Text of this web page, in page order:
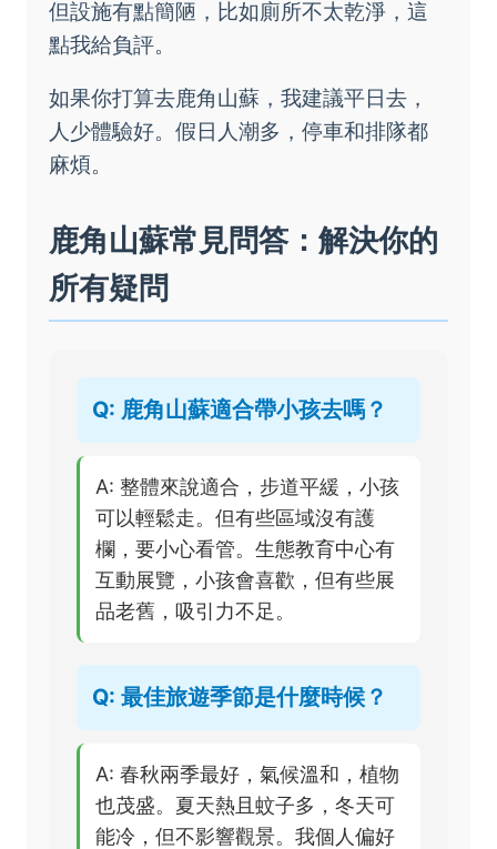
但設施有點簡陋，比如廁所不太乾淨，這
點我給負評。
如果你打算去鹿角山蘇，我建議平日去，
人少體驗好。假日人潮多，停車和排隊都
麻煩。
鹿角山蘇常見問答：解決你的
所有疑問
Q: 鹿角山蘇適合帶小孩去嗎？
A: 整體來說適合，步道平緩，小孩
可以輕鬆走。但有些區域沒有護
欄，要小心看管。生態教育中心有
互動展覽，小孩會喜歡，但有些展
品老舊，吸引力不足。
Q: 最佳旅遊季節是什麼時候？
A: 春秋兩季最好，氣候溫和，植物
也茂盛。夏天熱且蚊子多，冬天可
能冷，但不影響觀景。我個人偏好